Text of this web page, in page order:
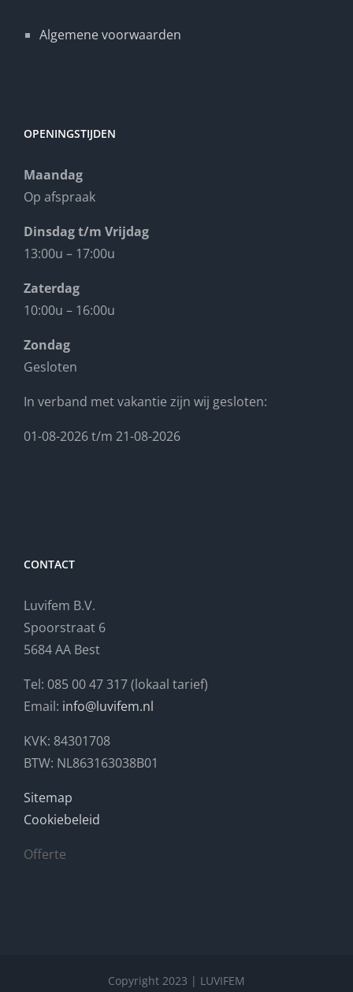
Algemene voorwaarden
OPENINGSTIJDEN
Maandag
Op afspraak
Dinsdag t/m Vrijdag
13:00u – 17:00u
Zaterdag
10:00u – 16:00u
Zondag
Gesloten
In verband met vakantie zijn wij gesloten:
01-08-2026 t/m 21-08-2026
CONTACT
Luvifem B.V.
Spoorstraat 6
5684 AA Best
Tel: 085 00 47 317 (lokaal tarief)
Email: info@luvifem.nl
KVK: 84301708
BTW: NL863163038B01
Sitemap
Cookiebeleid
Offerte
Copyright 2023 | LUVIFEM